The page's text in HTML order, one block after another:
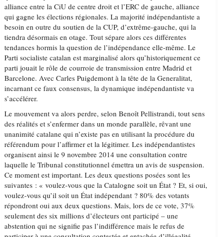
alliance entre la CiU de centre droit et l’ERC de gauche, alliance
qui gagne les élections régionales. La majorité indépendantiste a
besoin en outre du soutien de la CUP, d’extrême-gauche, qui la
tiendra désormais en otage. Tout sépare alors ces différentes
tendances hormis la question de l’indépendance elle-même. Le
Parti socialiste catalan est marginalisé alors qu’historiquement ce
parti jouait le rôle de courroie de transmission entre Madrid et
Barcelone. Avec Carles Puigdemont à la tête de la Generalitat,
incarnant ce faux consensus, la dynamique indépendantiste va
s’accélérer.
Le mouvement va alors perdre, selon Benoît Pellistrandi, tout sens
des réalités et s’enfermer dans un monde parallèle, rêvant une
unanimité catalane qui n’existe pas en utilisant la procédure du
référendum pour l’affirmer et la légitimer. Les indépendantistes
organisent ainsi le 9 novembre 2014 une consultation contre
laquelle le Tribunal constitutionnel émettra un avis de suspension.
Ce moment est important. Les deux questions posées sont les
suivantes : « voulez-vous que la Catalogne soit un État ? Et, si oui,
voulez-vous qu’il soit un État indépendant ? 80% des votants
répondront oui aux deux questions. Mais, lors de ce vote, 37%
seulement des six millions d’électeurs ont participé – une
abstention qui ne signifie pas l’indifférence mais le refus de